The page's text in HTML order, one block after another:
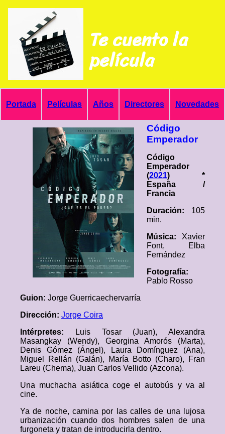
Te cuento la
película
Portada Películas Años Directores Novedades
Código
Emperador
Código
Emperador
(2021) *
España /
Francia
Duración: 105
min.
Música: Xavier
Font, Elba
Fernández
Fotografía:
Pablo Rosso
Guion: Jorge Guerricaechervarría
Dirección: Jorge Coira
Intérpretes:
Luis Tosar (Juan), Alexandra
Masangkay (Wendy), Georgina Amorós (Marta),
Denis Gómez (Ángel), Laura Domínguez (Ana),
Miguel Rellán (Galán), María Botto (Charo), Fran
Lareu (Chema), Juan Carlos Vellido (Azcona).
Una muchacha asiática coge el autobús y va al
cine.
Ya de noche, camina por las calles de una lujosa
urbanización cuando dos hombres salen de una
furgoneta y tratan de introducirla dentro.